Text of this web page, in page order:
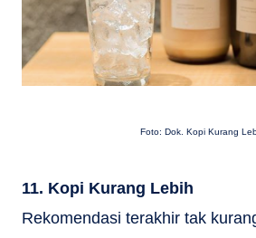
Foto: Dok. Kopi Kurang
11. Kopi Kurang Lebih
Rekomendasi terakhir tak